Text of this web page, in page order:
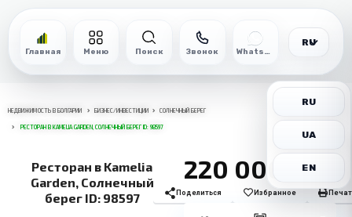
Главная Меню Поиск Звонок WhatsApp
RU
RU
UA
EN
НЕДВИЖИМОСТЬ В БОЛГАРИИ БИЗНЕС/ИНВЕСТИЦИИ СОЛНЕЧНЫЙ БЕРЕГ
РЕСТОРАН В KAMELIA GARDEN, СОЛНЕЧНЫЙ БЕРЕГ ID: 98597
Ресторан в Kamelia
Garden, Солнечный
берег ID: 98597
220 000€
Поделиться Избранное